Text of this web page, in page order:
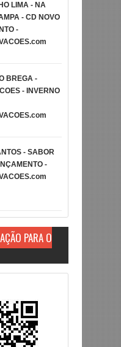
LIMA - NA
- CD NOVO
-
BREGA -
- INVERNO
- SABOR
-
PARA O